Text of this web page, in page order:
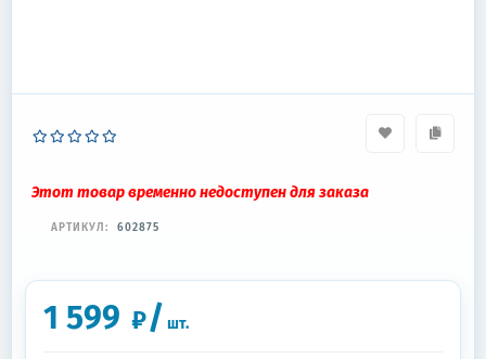
Этот товар временно недоступен для заказа
АРТИКУЛ: 602875
1 599 ₽/ шт.